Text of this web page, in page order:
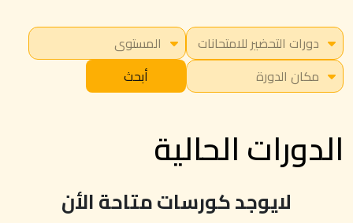
أبحث
الدورات الحالية
لايوجد كورسات متاحة الأن